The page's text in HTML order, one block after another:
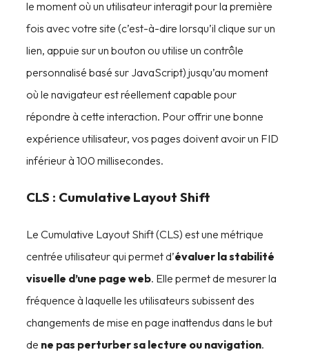
le moment où un utilisateur interagit pour la première
fois avec votre site (c’est-à-dire lorsqu’il clique sur un
lien, appuie sur un bouton ou utilise un contrôle
personnalisé basé sur JavaScript) jusqu’au moment
où le navigateur est réellement capable pour
répondre à cette interaction. Pour offrir une bonne
expérience utilisateur, vos pages doivent avoir un FID
inférieur à 100 millisecondes.
CLS : Cumulative Layout Shift
Le Cumulative Layout Shift (CLS) est une métrique
centrée utilisateur qui permet d’évaluer la stabilité
visuelle d’une page web. Elle permet de mesurer la
fréquence à laquelle les utilisateurs subissent des
changements de mise en page inattendus dans le but
de ne pas perturber sa lecture ou navigation.